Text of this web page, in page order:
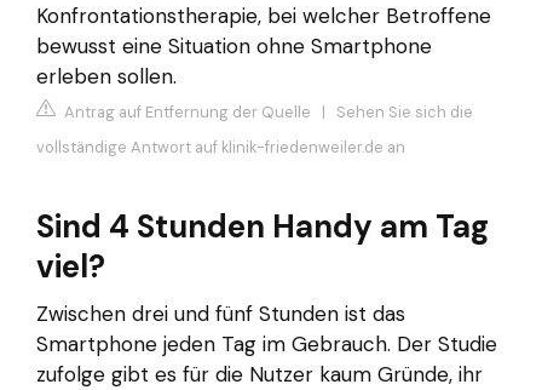
Konfrontationstherapie, bei welcher Betroffene
bewusst eine Situation ohne Smartphone
erleben sollen.
Antrag auf Entfernung der Quelle | Sehen Sie sich die
vollständige Antwort auf klinik-friedenweiler.de an
Sind 4 Stunden Handy am Tag
viel?
Zwischen drei und fünf Stunden ist das
Smartphone jeden Tag im Gebrauch. Der Studie
zufolge gibt es für die Nutzer kaum Gründe, ihr